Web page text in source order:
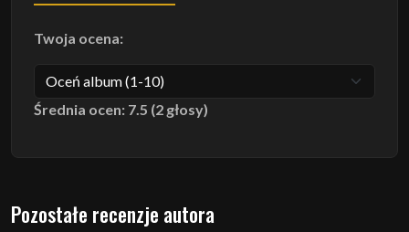
Twoja ocena:
Średnia ocen: 7.5 (2 głosy)
Pozostałe recenzje autora